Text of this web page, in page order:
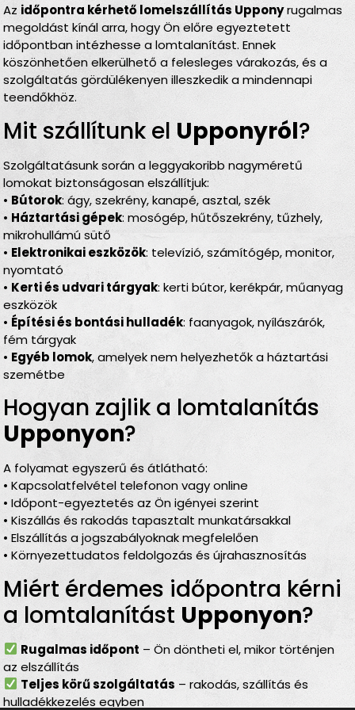
Az időpontra kérhető lomelszállítás Upponyrugalmas
megoldást kínál arra, hogy Ön előre egyeztetett
időpontban intézhesse a lomtalanítást. Ennek
köszönhetően elkerülhető a felesleges várakozás, és a
szolgáltatás gördülékenyen illeszkedik a mindennapi
teendőkhöz.
Mit szállítunk el Upponyról?
Szolgáltatásunk során a leggyakoribb nagyméretű
lomokat biztonságosan elszállítjuk:
• Bútorok: ágy, szekrény, kanapé, asztal, szék
• Háztartási gépek: mosógép, hűtőszekrény, tűzhely,
mikrohullámú sütő
• Elektronikai eszközök: televízió, számítógép, monitor,
nyomtató
• Kerti és udvari tárgyak: kerti bútor, kerékpár, műanyag
eszközök
• Építési és bontási hulladék: faanyagok, nyílászárók,
fém tárgyak
• Egyéb lomok, amelyek nem helyezhetők a háztartási
szemétbe
Hogyan zajlik a lomtalanítás
Upponyon?
A folyamat egyszerű és átlátható:
• Kapcsolatfelvétel telefonon vagy online
• Időpont-egyeztetés az Ön igényei szerint
• Kiszállás és rakodás tapasztalt munkatársakkal
• Elszállítás a jogszabályoknak megfelelően
• Környezettudatos feldolgozás és újrahasznosítás
Miért érdemes időpontra kérni
a lomtalanítást Upponyon?
Rugalmas időpont – Ön döntheti el, mikor történjen
az elszállítás
Teljes körű szolgáltatás – rakodás, szállítás és
hulladékkezelés egyben